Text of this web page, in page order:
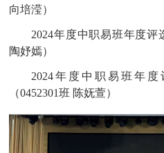
向培滢）
2024年度中职易班年度
陶妤嫣）
2024年度中职易班年
（0452301班 陈妩萱）